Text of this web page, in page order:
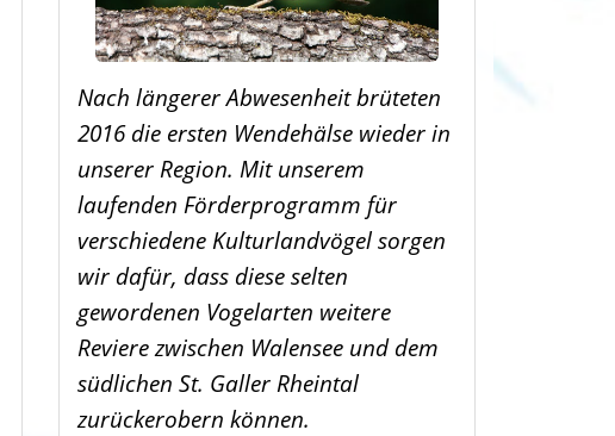
Nach längerer Abwesenheit brüteten
2016 die ersten Wendehälse wieder in
unserer Region. Mit unserem
laufenden Förderprogramm für
verschiedene Kulturlandvögel sorgen
wir dafür, dass diese selten
gewordenen Vogelarten weitere
Reviere zwischen Walensee und dem
südlichen St. Galler Rheintal
zurückerobern können.